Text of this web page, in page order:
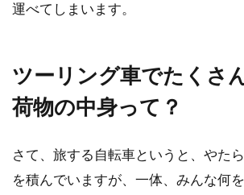
運べてしまいます。
ツーリング車でたくさ
荷物の中身って？
さて、旅する自転車というと、やた
を積んでいますが、一体、みんな何